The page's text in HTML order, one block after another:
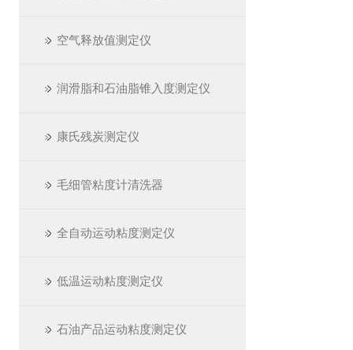
空气释放值测定仪
润滑脂和石油脂锥入度测定仪
康氏残炭测定仪
毛细管粘度计清洗器
全自动运动粘度测定仪
低温运动粘度测定仪
石油产品运动粘度测定仪